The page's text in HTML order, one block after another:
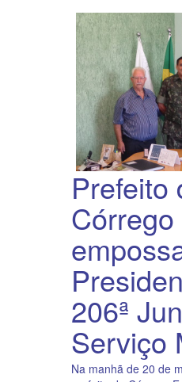
Prefeito
206ª
Serviço
Na manhã de 20 de